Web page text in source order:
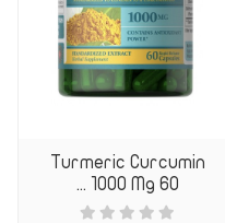
Turmeric Curcumin
1000 Mg 60 ...